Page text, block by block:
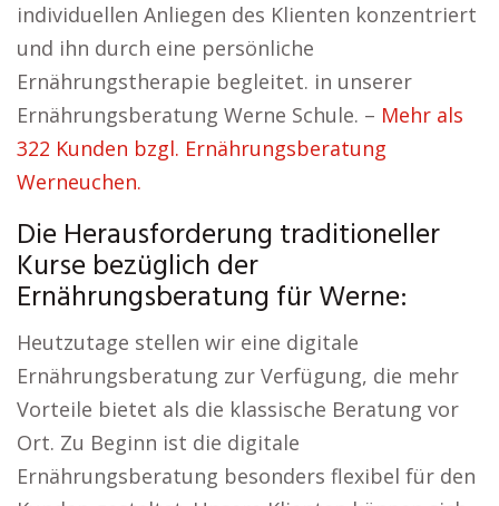
individuellen Anliegen des Klienten konzentriert
und ihn durch eine persönliche
Ernährungstherapie begleitet. in unserer
Ernährungsberatung Werne Schule. – Mehr als
322 Kunden bzgl. Ernährungsberatung
Werneuchen.
Die Herausforderung traditioneller
Kurse bezüglich der
Ernährungsberatung für Werne:
Heutzutage stellen wir eine digitale
Ernährungsberatung zur Verfügung, die mehr
Vorteile bietet als die klassische Beratung vor
Ort. Zu Beginn ist die digitale
Ernährungsberatung besonders flexibel für den